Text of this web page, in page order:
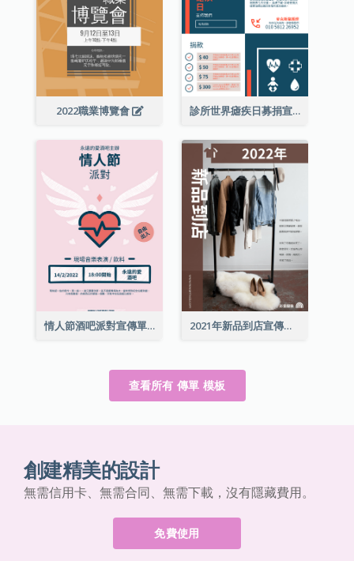
2022職業博覽會 診所世界瘧疾日募捐宣傳單張
情人節酒吧派對宣傳單張 2021年新品到店宣傳單張
查看所有 傳單 模板
創建精美的設計
無需信用卡、無需合同、無需下載，沒有隱藏費用。
免費使用